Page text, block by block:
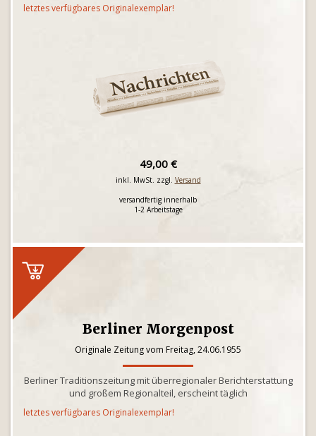
letztes verfügbares Originalexemplar!
49,00 €
inkl. MwSt. zzgl. Versand
versandfertig innerhalb
1-2 Arbeitstage
Berliner Morgenpost
Originale Zeitung vom Freitag, 24.06.1955
Berliner Traditionszeitung mit überregionaler Berichterstattung
und großem Regionalteil, erscheint täglich
letztes verfügbares Originalexemplar!